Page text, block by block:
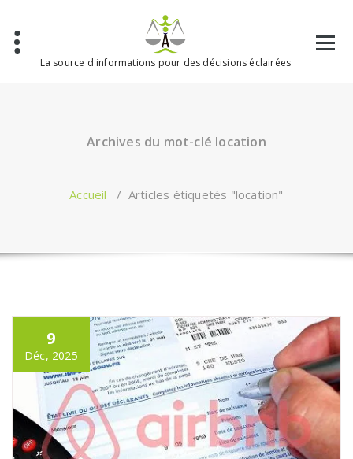
contenu
La source d'informations pour des décisions éclairées
Archives du mot-clé location
Accueil / Articles étiquetés "location"
9
Déc, 2025